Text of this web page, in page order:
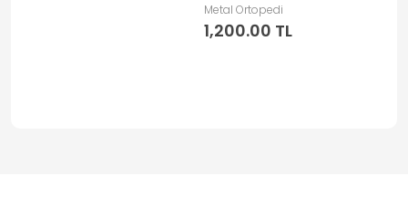
Metal Ortopedi
1,200.00 TL